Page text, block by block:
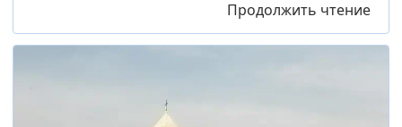
Продолжить чтение